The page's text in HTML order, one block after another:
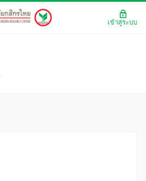
เข้าสู่ระบบ